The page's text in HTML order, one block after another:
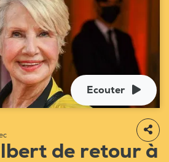
Ecouter
de retour à